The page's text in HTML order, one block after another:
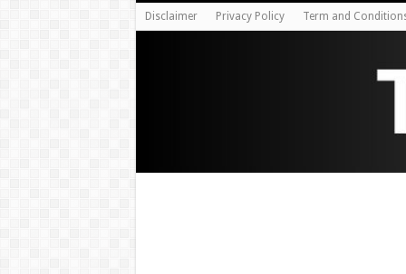
Disclaimer Privacy Policy Term and